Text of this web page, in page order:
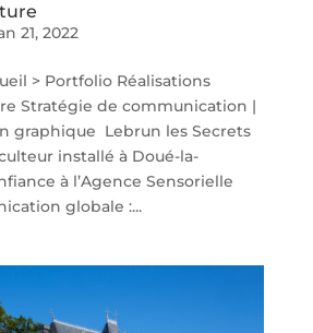
21, 2022
> Portfolio Réalisations
Stratégie de communication |
graphique Lebrun les Secrets
installé à Doué-la-
à l’Agence Sensorielle
globale :...